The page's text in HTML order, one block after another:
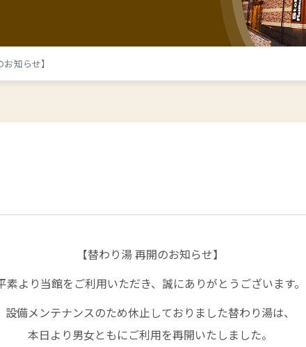
知らせ】
【替わり湯 再開のお知らせ】
素より当館をご利用いただき、誠にありがとうございます。
設備メンテナンスのため休止しておりました替わり湯は、
本日より男女ともにご利用を再開いたしました。